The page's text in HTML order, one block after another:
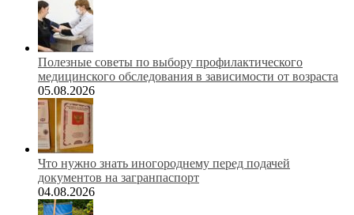
Полезные советы по выбору профилактического
медицинского обследования в зависимости от возраста
05.08.2026
Что нужно знать иногороднему перед подачей
документов на загранпаспорт
04.08.2026